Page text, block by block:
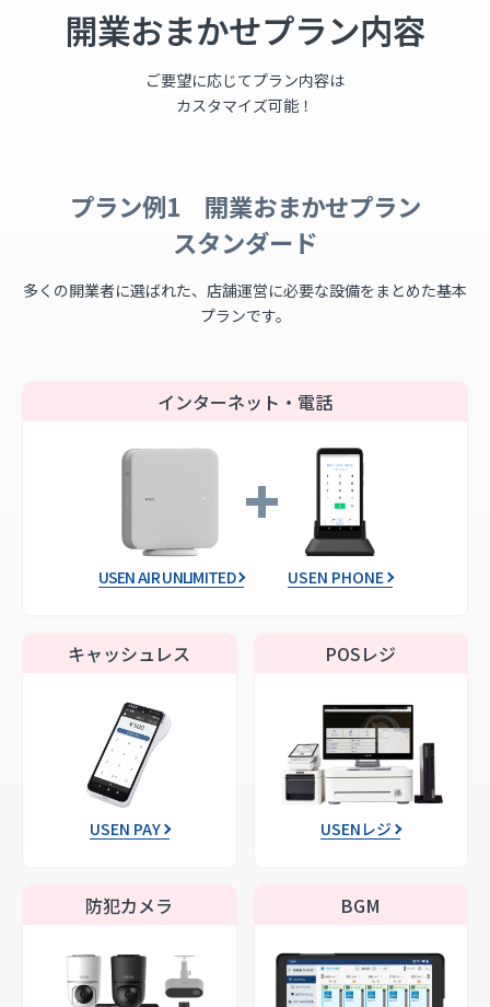
開業おまかせプラン内容
ご要望に応じてプラン内容は
カスタマイズ可能！
プラン例1 開業おまかせプラン
スタンダード
多くの開業者に選ばれた、店舗運営に必要な設備をまとめた基本
プランです。
インターネット・電話
USEN AIR UNLIMITED USEN PHONE
キャッシュレス
USEN PAY
POSレジ
USENレジ
防犯カメラ BGM